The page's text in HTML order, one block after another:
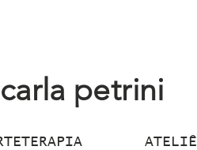
petrini
ATELIÊ